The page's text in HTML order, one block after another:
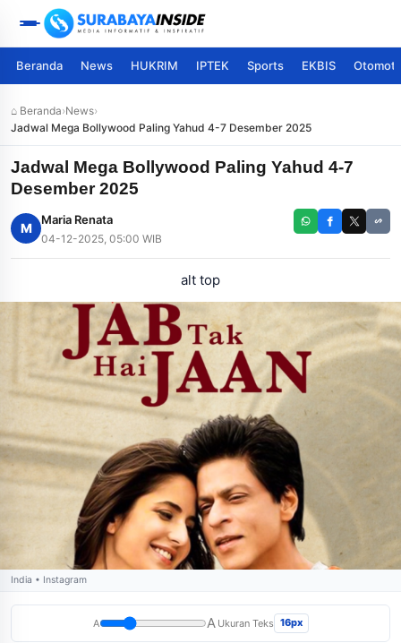
Beranda News HUKRIM IPTEK Sports EKBIS
⌂ Beranda›News›
Jadwal Mega Bollywood Paling Yahud 4-7 Desember 2025
Jadwal Mega Bollywood Paling Yahud 4-7
Desember 2025
M
Maria Renata
04-12-2025, 05:00 WIB
alt top
India • Instagram
A A Ukuran Teks 16px